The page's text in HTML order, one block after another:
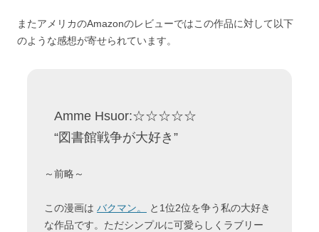
またアメリカのAmazonのレビューではこの作品に対して以下
のような感想が寄せられています。
Amme Hsuor:☆☆☆☆☆
“図書館戦争が大好き”
～前略～
この漫画は バクマン。
と1位2位を争う私の大好き
な作品です。ただシンプルに可愛らしくラブリー